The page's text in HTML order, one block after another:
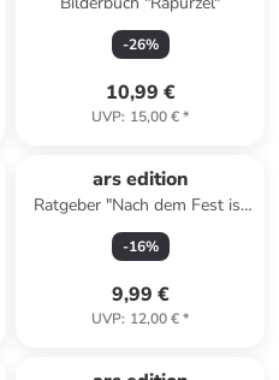
-26%
10,99 €
UVP: 15,00 €*
ars edition
Ratgeber "Nach dem Fest ist
vor dem Fest"
-16%
9,99 €
UVP: 12,00 €*